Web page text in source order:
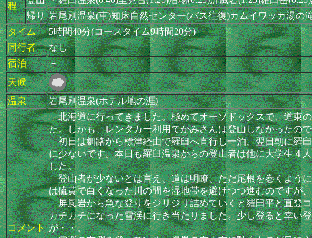
程
帰り 岩尾別温泉(車)知床自然センター(バス往復)カムイワッカ湯の
タイム
5時間40分(コースタイム9時間20分)
同行者
なし
宿泊
－
天候
温泉
岩尾別温泉(ホテル地の涯)
コメント
北海道に行ってきました。極めてオーソドックスで、道東
た。しかも、レンタカー利用でかみさんは登山しなかったの
初日は釧路から標津経由で羅臼へ直行し一泊、翌日朝に羅
に少ないです。本日も羅臼温泉からの登山者は他に大学生４
した。
登山者が少ないとは言え、道は明瞭、ただ尾根を巻くよう
は硫黄で白くなった川の間を湿地帯を避けつつ進むのですが
屏風岩から急な登りをジリジリ詰めていくと羅臼平と直登
カチカチになった雪渓に行き当たりました。少し登ると幸い
が・・。